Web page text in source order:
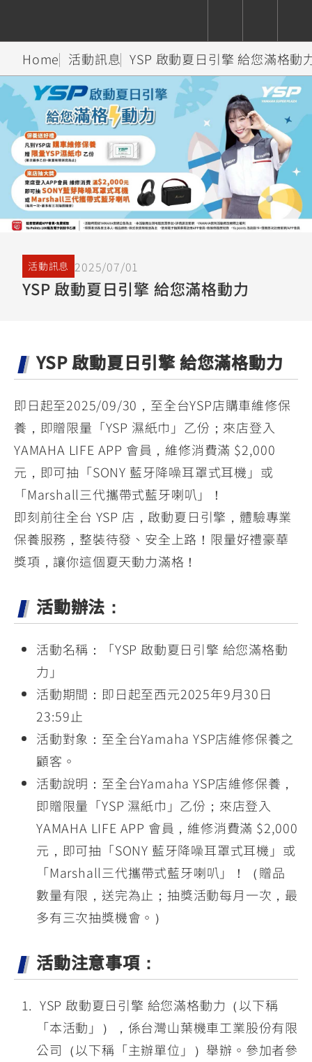
依風格 依排氣量
Super
Sport
Hyper
Naked
Sport
Heritage
YZF-R9
550+
550+
YZF-R15
MT-
09
Y-
AMT
MT-
09
550+
AMT
550+
03
251~549
MT-
15
150
XSR
700
550+
FZ-X
150
依風格 依排氣量
Premium Sport Fashion AdventureFamily
TMAX
550+
251~549
AUGUR
CYGNUS
XR
150
CYGNUS
X
FORCE
2.0
150
RS NEO
125
Limi
125
BW'S
125
AXIS
Z /
Zii
125
CUXiE
2.5 kw
追蹤愛車
我的愛車 瀏覽紀錄
Home 活動訊息 YSP 啟動夏日引擎 給您滿格動
活動訊息 2025/07/01
YSP 啟動夏日引擎 給您滿格動力
YSP 啟動夏日引擎 給您滿格動力
即日起至2025/09/30，至全台YSP店購車維修保
養，即贈限量「YSP 濕紙巾」乙份；來店登入
YAMAHA LIFE APP 會員，維修消費滿 $2,000
元，即可抽「SONY 藍牙降噪耳罩式耳機」或
「Marshall三代攜帶式藍牙喇叭」！
即刻前往全台 YSP 店，啟動夏日引擎，體驗專業
保養服務，整裝待發、安全上路！限量好禮豪華
獎項，讓你這個夏天動力滿格！
活動辦法：
活動名稱：「YSP 啟動夏日引擎 給您滿格動
力」
活動期間：即日起至西元2025年9月30日
23:59止
活動對象：至全台Yamaha YSP店維修保養之
顧客。
活動說明：至全台Yamaha YSP店維修保養，
即贈限量「YSP 濕紙巾」乙份；來店登入
YAMAHA LIFE APP 會員，維修消費滿 $2,000
元，即可抽「SONY 藍牙降噪耳罩式耳機」或
「Marshall三代攜帶式藍牙喇叭」！（贈品
數量有限，送完為止；抽獎活動每月一次，最
多有三次抽獎機會。）
活動注意事項：
YSP 啟動夏日引擎 給您滿格動力（以下稱
「本活動」），係台灣山葉機車工業股份有限
公司（以下稱「主辦單位」）舉辦。參加者參